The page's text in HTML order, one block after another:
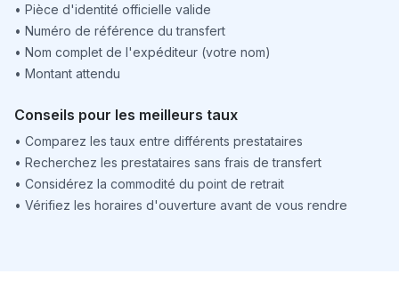
• Pièce d'identité officielle valide
• Numéro de référence du transfert
• Nom complet de l'expéditeur (votre nom)
• Montant attendu
Conseils pour les meilleurs taux
• Comparez les taux entre différents prestataires
• Recherchez les prestataires sans frais de transfert
• Considérez la commodité du point de retrait
• Vérifiez les horaires d'ouverture avant de vous rendre